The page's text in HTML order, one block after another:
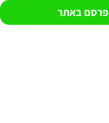
פרסם באתר